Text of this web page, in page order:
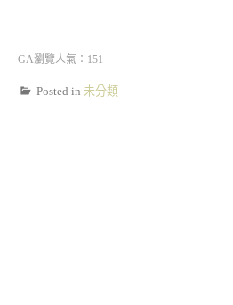
GA瀏覽人氣：151
Posted in 未分類